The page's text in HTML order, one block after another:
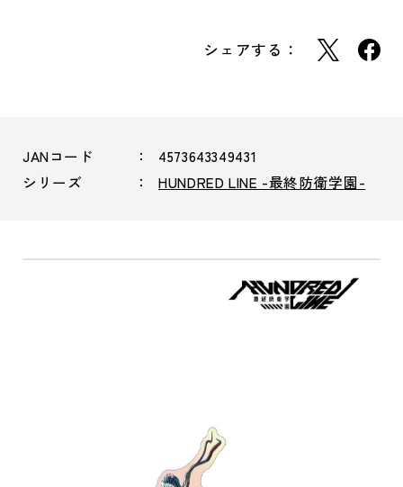
シェアする：
JANコード
4573643349431
シリーズ
HUNDRED LINE -最終防衛学園-